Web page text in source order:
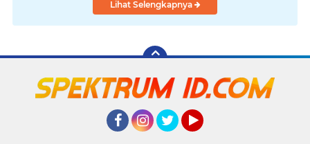
Lihat Selengkapnya